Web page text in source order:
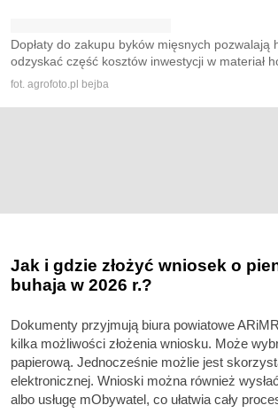
Dopłaty do zakupu byków mięsnych pozwalają
odzyskać część kosztów inwestycji w materiał
fot. agrofoto.pl bejba
Jak i gdzie złożyć wniosek o
buhaja w 2026 r.?
Dokumenty przyjmują biura powiatowe
kilka możliwości złożenia wniosku. Może
papierową. Jednocześnie możlie jest
elektronicznej. Wnioski można również
albo usługę mObywatel, co ułatwia cały